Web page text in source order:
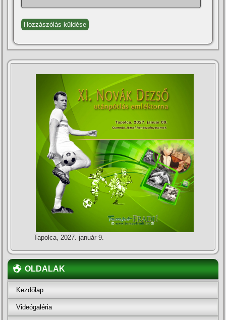
Tapolca, 2027. január 9.
OLDALAK
Kezdőlap
Videógaléria